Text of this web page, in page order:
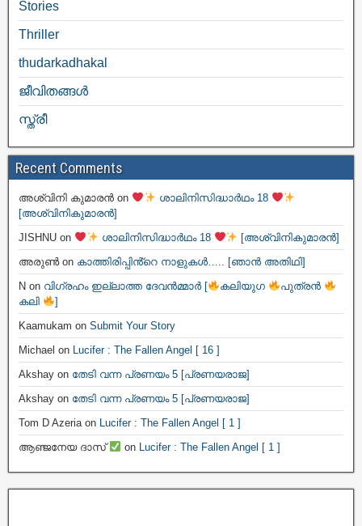
Stories
Thriller
thudarkadhakal
ജീവിതങ്ങള്‍
സ്ത്രീ
Recent Comments
അശ്വിനി കുമാരൻ on
ശാലിനിസിദ്ധാർഥം 18
[അശ്വിനികുമാരൻ]
JISHNU on ശാലിനിസിദ്ധാർഥം 18
[അശ്വിനികുമാരൻ]
അരുൺon കാത്തിരിപ്പിൻ്റെ നാളുകൾ….. [ഞാൻ അതിഥി]
N on വിഗ്രഹം ഇല്ലാത്ത ദേവൻമ്മാർ [ കലിയുഗ
പുത്രൻ
കലി
]
Kaamukam on Submit Your Story
Michael on Lucifer : The Fallen Angel [ 16 ]
Akshay on തേടി വന്ന പ്രണയം 5 [പ്രണയരാജ]
Akshay on തേടി വന്ന പ്രണയം 5 [പ്രണയരാജ]
Tom D Azeriaon Lucifer : The Fallen Angel [ 1 ]
ആഞ്ജനേയ ദാസ്
on Lucifer : The Fallen Angel [ 1 ]